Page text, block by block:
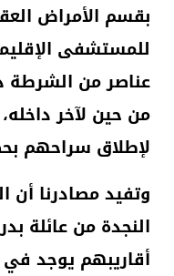
بقسم الأمراض
عناصر من الشرطة
من حين لآخر
لإطلاق سراحهم
وتفيد مصادرنا أن
النجدة من عائلة
أقاريبهم يوجد